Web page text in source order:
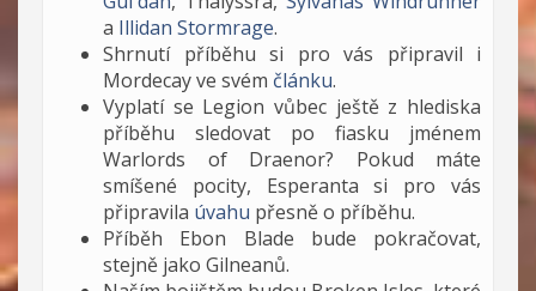
a Illidan Stormrage.
Shrnutí příběhu si pro vás připravil i
Mordecay ve svém článku.
Vyplatí se Legion vůbec ještě z hlediska
příběhu sledovat po fiasku jménem
Warlords of Draenor? Pokud máte
smíšené pocity, Esperanta si pro vás
připravila úvahu přesně o příběhu.
Příběh Ebon Blade bude pokračovat,
stejně jako Gilneanů.